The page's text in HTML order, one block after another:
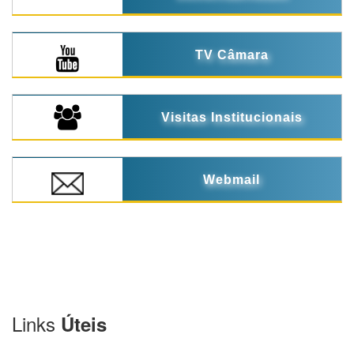
TV Câmara
Visitas Institucionais
Webmail
Links Úteis